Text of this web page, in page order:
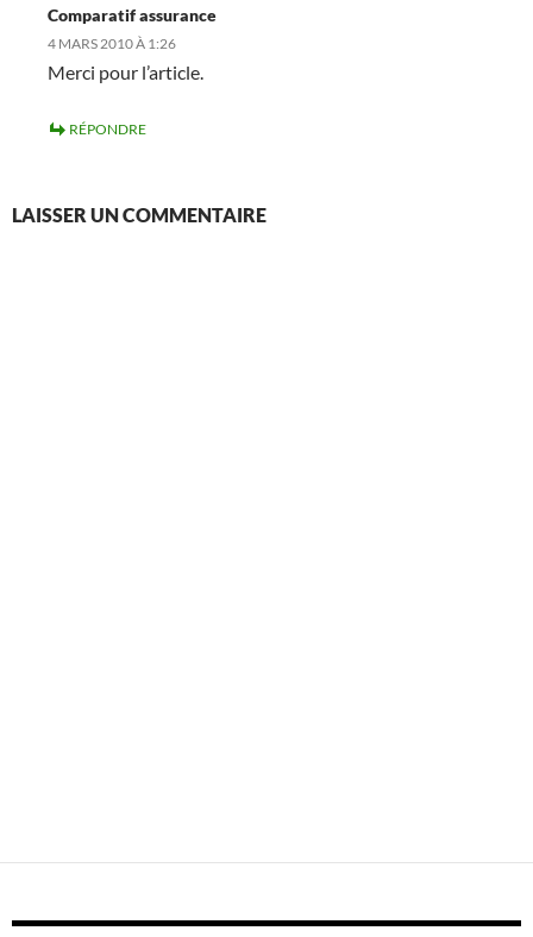
Comparatif assurance
4 MARS 2010 À 1:26
Merci pour l’article.
RÉPONDRE
LAISSER UN COMMENTAIRE